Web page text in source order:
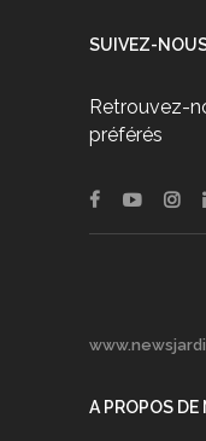
SUIVEZ-
Retrouvez-
préférés
A PROPOS